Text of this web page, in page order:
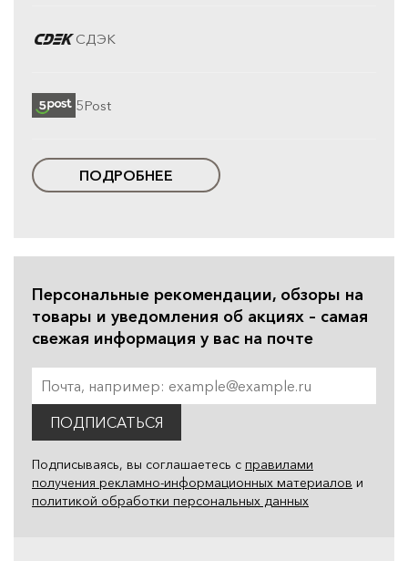
СДЭК
5Post
ПОДРОБНЕЕ
Персональные рекомендации, обзоры на
товары и уведомления об акциях – самая
свежая информация у вас на почте
ПОДПИСАТЬСЯ
Подписываясь, вы соглашаетесь с правилами
получения рекламно-информационных материалов и
политикой обработки персональных данных